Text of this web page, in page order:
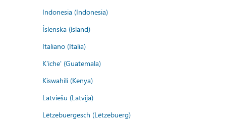
Indonesia (Indonesia)
Íslenska (ísland)
Italiano (Italia)
K'iche' (Guatemala)
Kiswahili (Kenya)
Latviešu (Latvija)
Lëtzebuergesch (Lëtzebuerg)